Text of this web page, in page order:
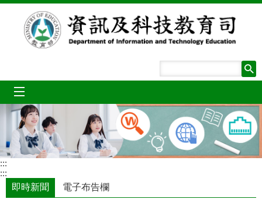
跳到主要內容區塊
:::
:::
即時新聞
電子布告欄